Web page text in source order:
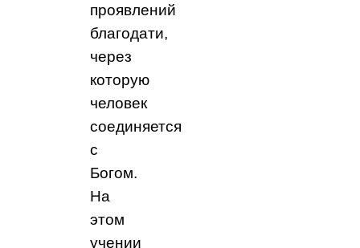
проявлений
благодати,
через
которую
человек
соединяется
с
Богом.
На
этом
учении